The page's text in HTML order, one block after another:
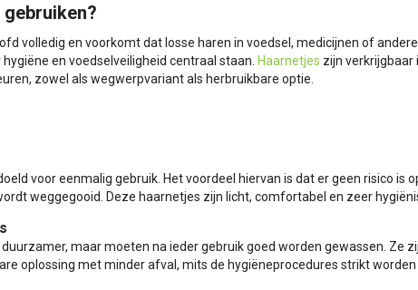
volledig en voorkomt dat losse haren in voedsel, medicijnen of
en voedselveiligheid centraal staan. Haarnetjes zijn verkrijgbaar
zowel als wegwerpvariant als herbruikbare optie.
voor eenmalig gebruik. Het voordeel hiervan is dat er geen risico is
weggegooid. Deze haarnetjes zijn licht, comfortabel en zeer
maar moeten na ieder gebruik goed worden gewassen. Ze
oplossing met minder afval, mits de hygiëneprocedures strikt worden